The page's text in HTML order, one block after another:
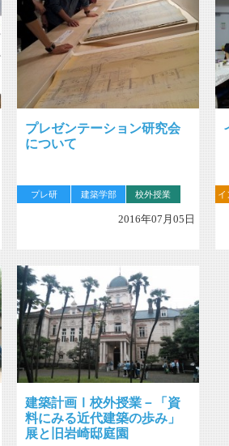
プレゼンテーション研究会
について
プレ研 建築学部 校外授業
2016年07月05日
イ
建築計画Ⅰ校外授業－「資
料にみる近代建築の歩み」
展と旧岩崎邸庭園